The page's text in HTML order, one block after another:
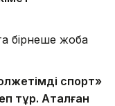
бірнеше жоба
спорт»
тұр. Аталған